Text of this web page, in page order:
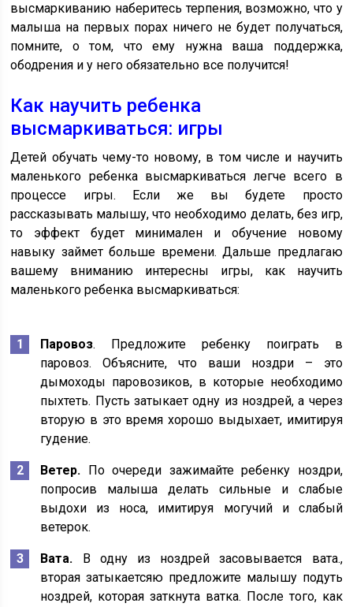
высмаркиванию наберитесь терпения, возможно, что у
малыша на первых порах ничего не будет получаться,
помните, о том, что ему нужна ваша поддержка,
ободрения и у него обязательно все получится!
Как научить ребенка
высмаркиваться: игры
Детей обучать чему-то новому, в том числе и научить
маленького ребенка высмаркиваться легче всего в
процессе игры. Если же вы будете просто
рассказывать малышу, что необходимо делать, без игр,
то эффект будет минимален и обучение новому
навыку займет больше времени. Дальше предлагаю
вашему вниманию интересны игры, как научить
маленького ребенка высмаркиваться:
Паровоз. Предложите ребенку поиграть в
паровоз. Объясните, что ваши ноздри – это
дымоходы паровозиков, в которые необходимо
пыхтеть. Пусть затыкает одну из ноздрей, а через
вторую в это время хорошо выдыхает, имитируя
гудение.
Ветер. По очереди зажимайте ребенку ноздри,
попросив малыша делать сильные и слабые
выдохи из носа, имитируя могучий и слабый
ветерок.
Вата. В одну из ноздрей засовывается вата.,
вторая затыкаетсяю предложите малышу подуть
ноздрей, которая заткнута ватка. После того, как